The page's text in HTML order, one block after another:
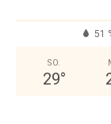
51
SO.
29°